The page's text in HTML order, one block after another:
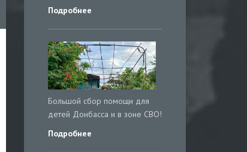
Подробнее
Большой сбор помощи для
детей Донбасса и в зоне СВО!
Подробнее